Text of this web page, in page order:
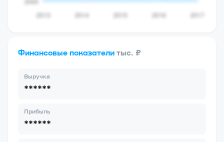
Финансовые показатели тыс. ₽
Выручка
******
Прибыль
******